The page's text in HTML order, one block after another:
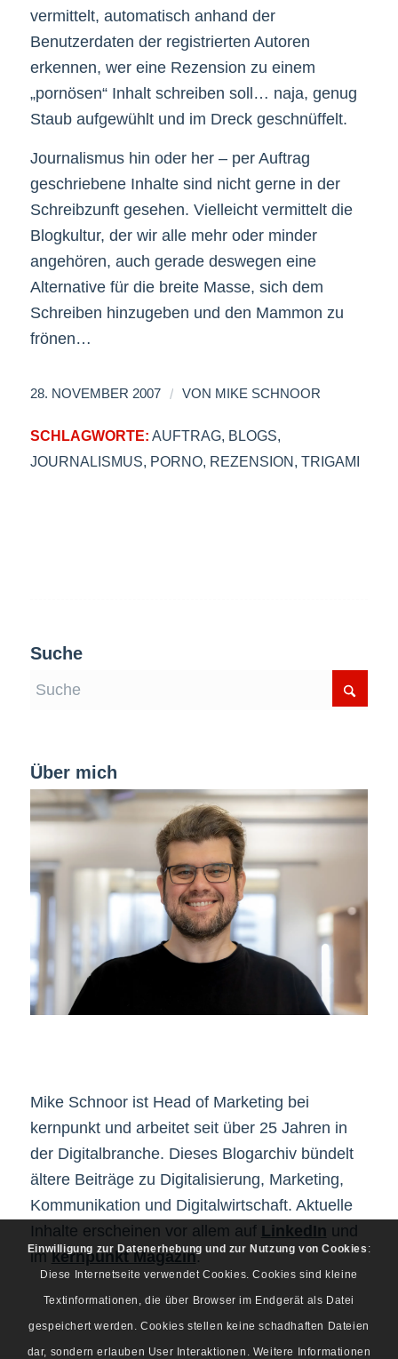
vermittelt, automatisch anhand der
Benutzerdaten der registrierten Autoren
erkennen, wer eine Rezension zu einem
„pornösen“ Inhalt schreiben soll… naja, genug
Staub aufgewühlt und im Dreck geschnüffelt.
Journalismus hin oder her – per Auftrag
geschriebene Inhalte sind nicht gerne in der
Schreibzunft gesehen. Vielleicht vermittelt die
Blogkultur, der wir alle mehr oder minder
angehören, auch gerade deswegen eine
Alternative für die breite Masse, sich dem
Schreiben hinzugeben und den Mammon zu
frönen…
28. NOVEMBER 2007 / VON MIKE SCHNOOR
SCHLAGWORTE: AUFTRAG, BLOGS,
JOURNALISMUS, PORNO, REZENSION, TRIGAMI
Suche
Über mich
Mike Schnoor ist Head of Marketing bei
kernpunkt und arbeitet seit über 25 Jahren in
der Digitalbranche. Dieses Blogarchiv bündelt
ältere Beiträge zu Digitalisierung, Marketing,
Kommunikation und Digitalwirtschaft. Aktuelle
Inhalte erscheinen vor allem auf LinkedIn und
imkernpunkt Magazin.
Einwilligung zur Datenerhebung und zur Nutzung von Cookies :
Diese Internetseite verwendet Cookies. Cookies sind kleine
Textinformationen, die über Browser im Endgerät als Datei
gespeichert werden. Cookies stellen keine schadhaften Dateien
dar, sondern erlauben User Interaktionen. Weitere Informationen